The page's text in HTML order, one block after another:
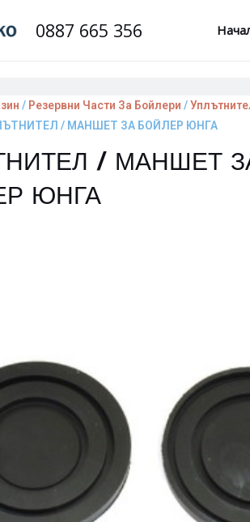
0887 665 356
/ Резервни Части За Бойлери /
/ МАНШЕТ ЗА БОЙЛЕР ЮНГА
/ МАНШЕТ
ЮНГА